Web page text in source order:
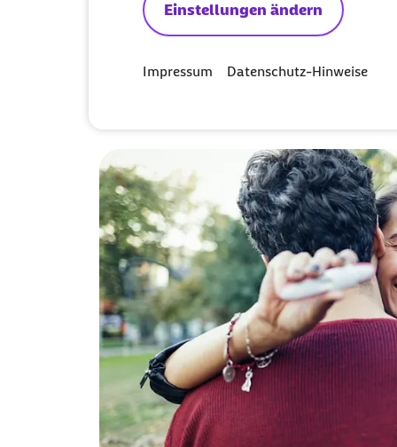
Einstellungen ändern
Impressum Datenschutz-Hinweise
Gesundheit
Informationen